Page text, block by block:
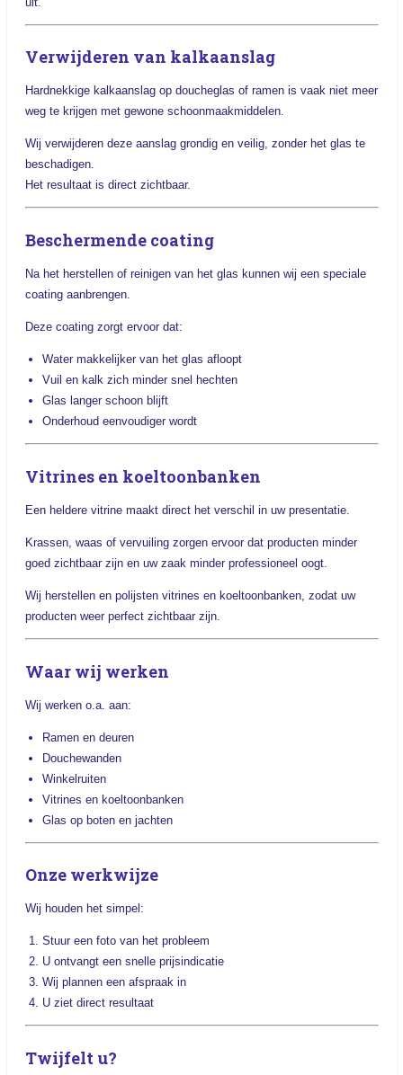
Verwijderen van kalkaanslag
Hardnekkige kalkaanslag op doucheglas of ramen is vaak niet meer
weg te krijgen met gewone schoonmaakmiddelen.
Wij verwijderen deze aanslag grondig en veilig, zonder het glas te
beschadigen.
Het resultaat is direct zichtbaar.
Beschermende coating
Na het herstellen of reinigen van het glas kunnen wij een speciale
coating aanbrengen.
Deze coating zorgt ervoor dat:
Water makkelijker van het glas afloopt
Vuil en kalk zich minder snel hechten
Glas langer schoon blijft
Onderhoud eenvoudiger wordt
Vitrines en koeltoonbanken
Een heldere vitrine maakt direct het verschil in uw presentatie.
Krassen, waas of vervuiling zorgen ervoor dat producten minder
goed zichtbaar zijn en uw zaak minder professioneel oogt.
Wij herstellen en polijsten vitrines en koeltoonbanken, zodat uw
producten weer perfect zichtbaar zijn.
Waar wij werken
Wij werken o.a. aan:
Ramen en deuren
Douchewanden
Winkelruiten
Vitrines en koeltoonbanken
Glas op boten en jachten
Onze werkwijze
Wij houden het simpel:
Stuur een foto van het probleem
U ontvangt een snelle prijsindicatie
Wij plannen een afspraak in
U ziet direct resultaat
Twijfelt u?